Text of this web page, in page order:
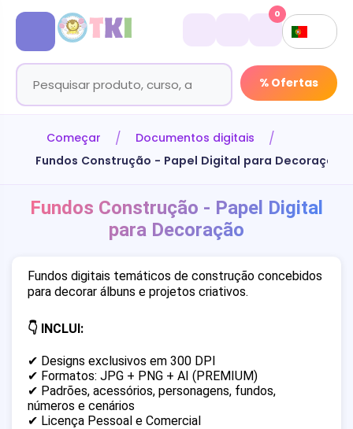
% Ofertas
0
Começar
Documentos digitais
Fundos Construção - Papel Digital para Decoração
Fundos Construção - Papel Digital
para Decoração
Fundos digitais temáticos de construção concebidos
para decorar álbuns e projetos criativos.
👇 INCLUI:
✔ Designs exclusivos em 300 DPI
✔ Formatos: JPG + PNG + AI (PREMIUM)
✔ Padrões, acessórios, personagens, fundos,
números e cenários
✔ Licença Pessoal e Comercial